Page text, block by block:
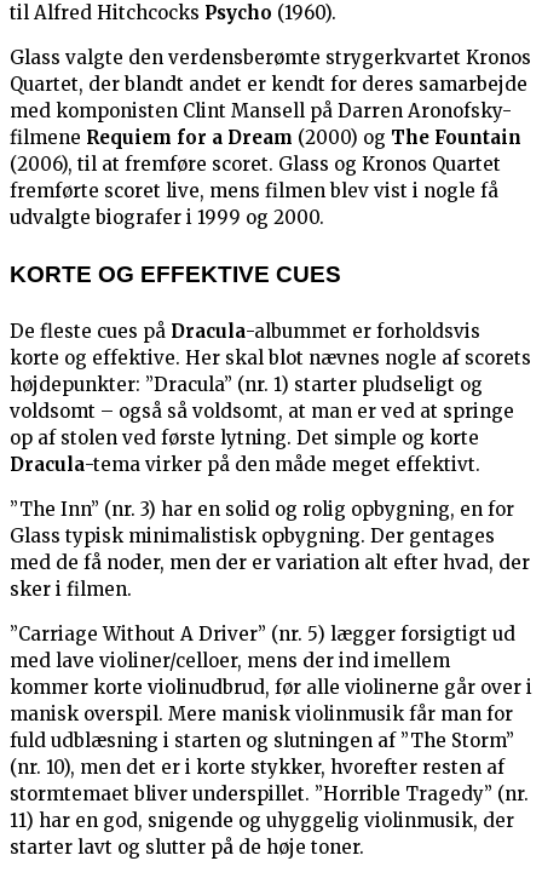
til Alfred Hitchcocks Psycho (1960).
Glass valgte den verdensberømte strygerkvartet Kronos
Quartet, der blandt andet er kendt for deres samarbejde
med komponisten Clint Mansell på Darren Aronofsky-
filmene Requiem for a Dream (2000) og The Fountain
(2006), til at fremføre scoret. Glass og Kronos Quartet
fremførte scoret live, mens filmen blev vist i nogle få
udvalgte biografer i 1999 og 2000.
KORTE OG EFFEKTIVE CUES
De fleste cues på Dracula-albummet er forholdsvis
korte og effektive. Her skal blot nævnes nogle af scorets
højdepunkter: ”Dracula” (nr. 1) starter pludseligt og
voldsomt – også så voldsomt, at man er ved at springe
op af stolen ved første lytning. Det simple og korte
Dracula-tema virker på den måde meget effektivt.
”The Inn” (nr. 3) har en solid og rolig opbygning, en for
Glass typisk minimalistisk opbygning. Der gentages
med de få noder, men der er variation alt efter hvad, der
sker i filmen.
”Carriage Without A Driver” (nr. 5) lægger forsigtigt ud
med lave violiner/celloer, mens der ind imellem
kommer korte violinudbrud, før alle violinerne går over i
manisk overspil. Mere manisk violinmusik får man for
fuld udblæsning i starten og slutningen af ”The Storm”
(nr. 10), men det er i korte stykker, hvorefter resten af
stormtemaet bliver underspillet. ”Horrible Tragedy” (nr.
11) har en god, snigende og uhyggelig violinmusik, der
starter lavt og slutter på de høje toner.